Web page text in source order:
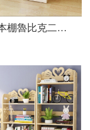
慧楽家本棚魯比克二階組合せ収納棚大容量棚白楓色11061-1